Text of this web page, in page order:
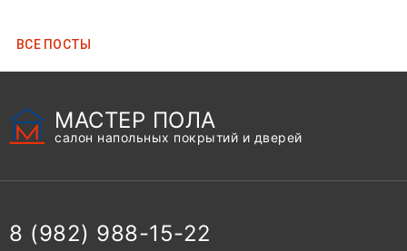
ВCЕ ПОСТЫ
МАСТЕР ПОЛА
салон напольных покрытий и дверей
8 (982) 988-15-22